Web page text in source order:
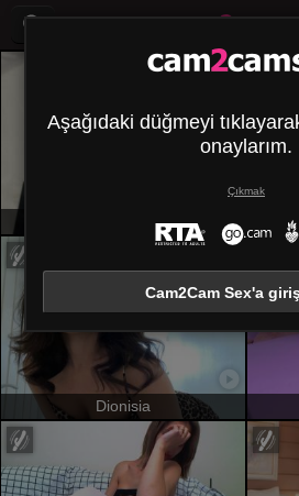
KatarinaNovak
Dionisia
Aşağıdaki düğmeyi
onaylarım.
Çıkmak
Cam2Cam Sex'a